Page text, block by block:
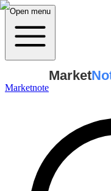
Open menu
Marketnote
Market